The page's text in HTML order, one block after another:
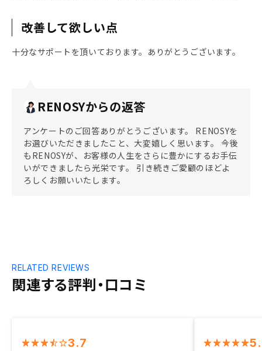
改善して欲しい点
十分なサポートを頂いております。ありがとうございます。
RENOSYからの返答
アンケートのご回答ありがとうございます。 RENOSYを
お選びいただきましたこと、大変嬉しく思います。 今後
もRENOSYが、お客様の人生をさらに豊かにするお手伝
いができましたら光栄です。 引き続きご愛顧のほどよ
ろしくお願いいたします。
関連する評判・口コミ
RELATED REVIEWS
3.7